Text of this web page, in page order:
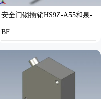
安全门锁插销HS9Z-A55和泉-
BF
STP